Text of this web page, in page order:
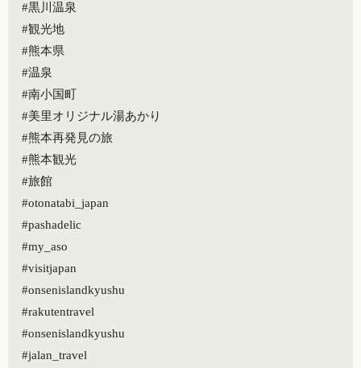
#黒川温泉
#観光地
#熊本県
#温泉
#南小国町
#美里オリジナル湯あかり
#熊本再発見の旅
#熊本観光
#旅館
#otonatabi_japan
#pashadelic
#my_aso
#visitjapan
#onsenislandkyushu
#rakutentravel
#onsenislandkyushu
#jalan_travel